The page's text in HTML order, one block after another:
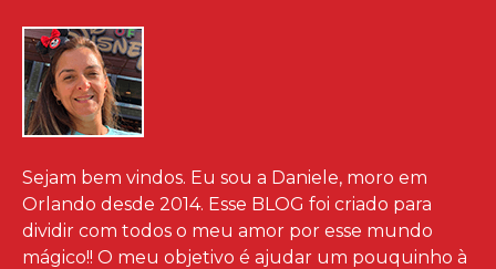
Sejam bem vindos. Eu sou a Daniele, moro em
Orlando desde 2014. Esse BLOG foi criado para
dividir com todos o meu amor por esse mundo
mágico!! O meu objetivo é ajudar um pouquinho à